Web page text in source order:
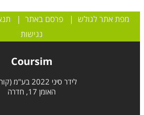
מפת אתר לגולש |פרסם באתר |
נגישות
Coursim
לידר סיני 2022 בע"מ (קורסים)
האומן 17, חדרה